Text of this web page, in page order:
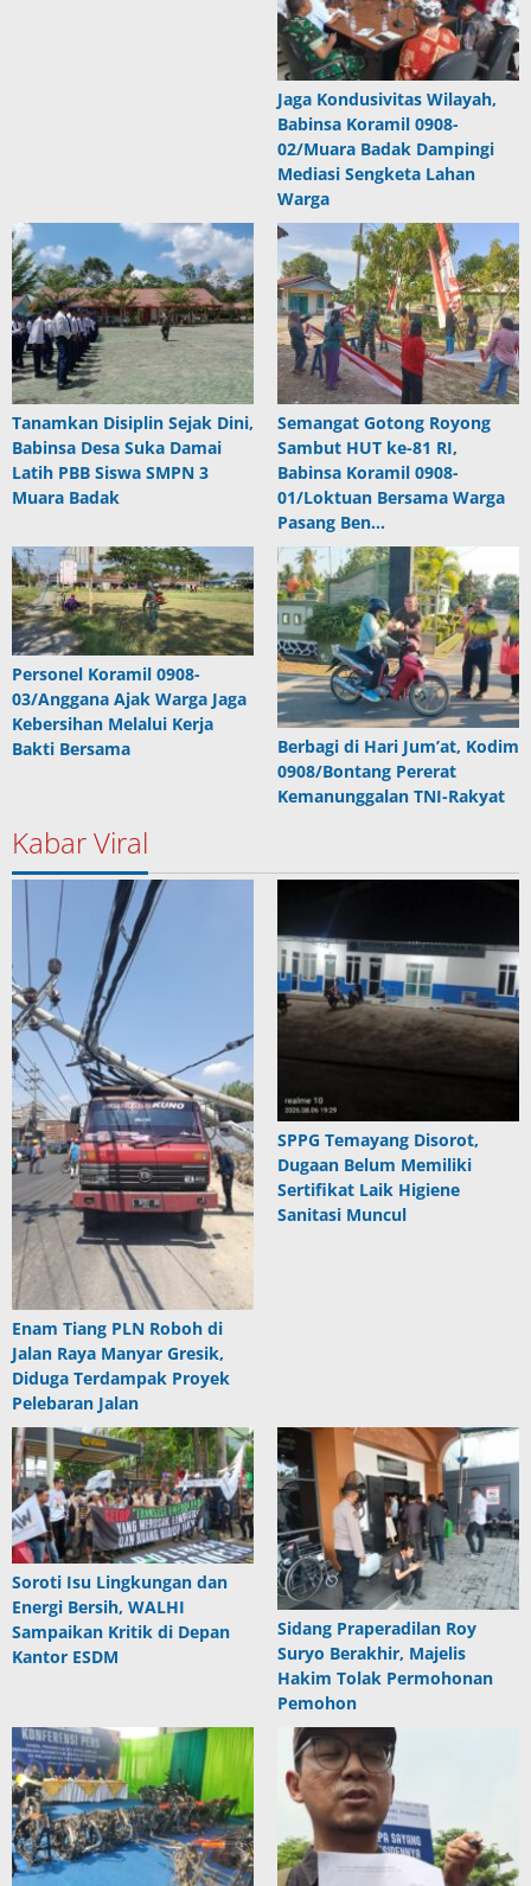
Jaga Kondusivitas Wilayah,
Babinsa Koramil 0908-
02/Muara Badak Dampingi
Mediasi Sengketa Lahan
Warga
Tanamkan Disiplin Sejak Dini,
Babinsa Desa Suka Damai
Latih PBB Siswa SMPN 3
Muara Badak
Semangat Gotong Royong
Sambut HUT ke-81 RI,
Babinsa Koramil 0908-
01/Loktuan Bersama Warga
Pasang Ben…
Personel Koramil 0908-
03/Anggana Ajak Warga Jaga
Kebersihan Melalui Kerja
Bakti Bersama
Berbagi di Hari Jum’at, Kodim
0908/Bontang Pererat
Kemanunggalan TNI-Rakyat
Kabar Viral
Enam Tiang PLN Roboh di
Jalan Raya Manyar Gresik,
Diduga Terdampak Proyek
Pelebaran Jalan
SPPG Temayang Disorot,
Dugaan Belum Memiliki
Sertifikat Laik Higiene
Sanitasi Muncul
Soroti Isu Lingkungan dan
Energi Bersih, WALHI
Sampaikan Kritik di Depan
Kantor ESDM
Sidang Praperadilan Roy
Suryo Berakhir, Majelis
Hakim Tolak Permohonan
Pemohon